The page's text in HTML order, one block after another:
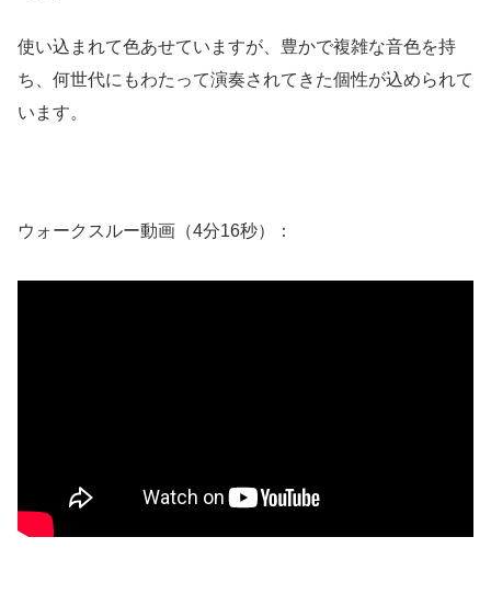
使い込まれて色あせていますが、豊かで複雑な音色を持
ち、何世代にもわたって演奏されてきた個性が込められて
います。
ウォークスルー動画（4分16秒）：